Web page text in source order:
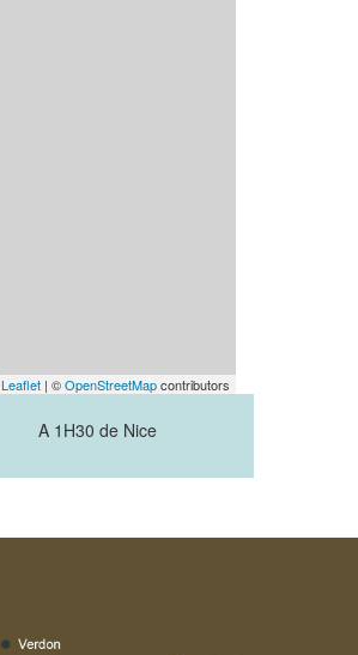
Leaflet | ©OpenStreetMapcontributors
A 1H30 de Nice